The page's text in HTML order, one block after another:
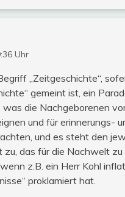
Uhr
„Zeitgeschichte“,
gemeint ist, ein
was die Nachgeborenen
und für erinnerungs-
und es steht den
zu, das für die Nachwelt zu
z.B. ein Herr Kohl
proklamiert hat.